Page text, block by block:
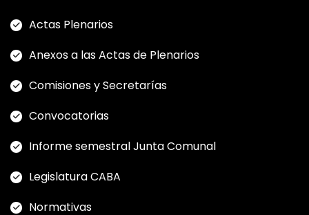
i
ó
n
d
e
e
n
Actas Plenarios
Anexos a las Actas de Plenarios
Comisiones y Secretarías
Convocatorias
Informe semestral Junta Comunal
Legislatura CABA
Normativas